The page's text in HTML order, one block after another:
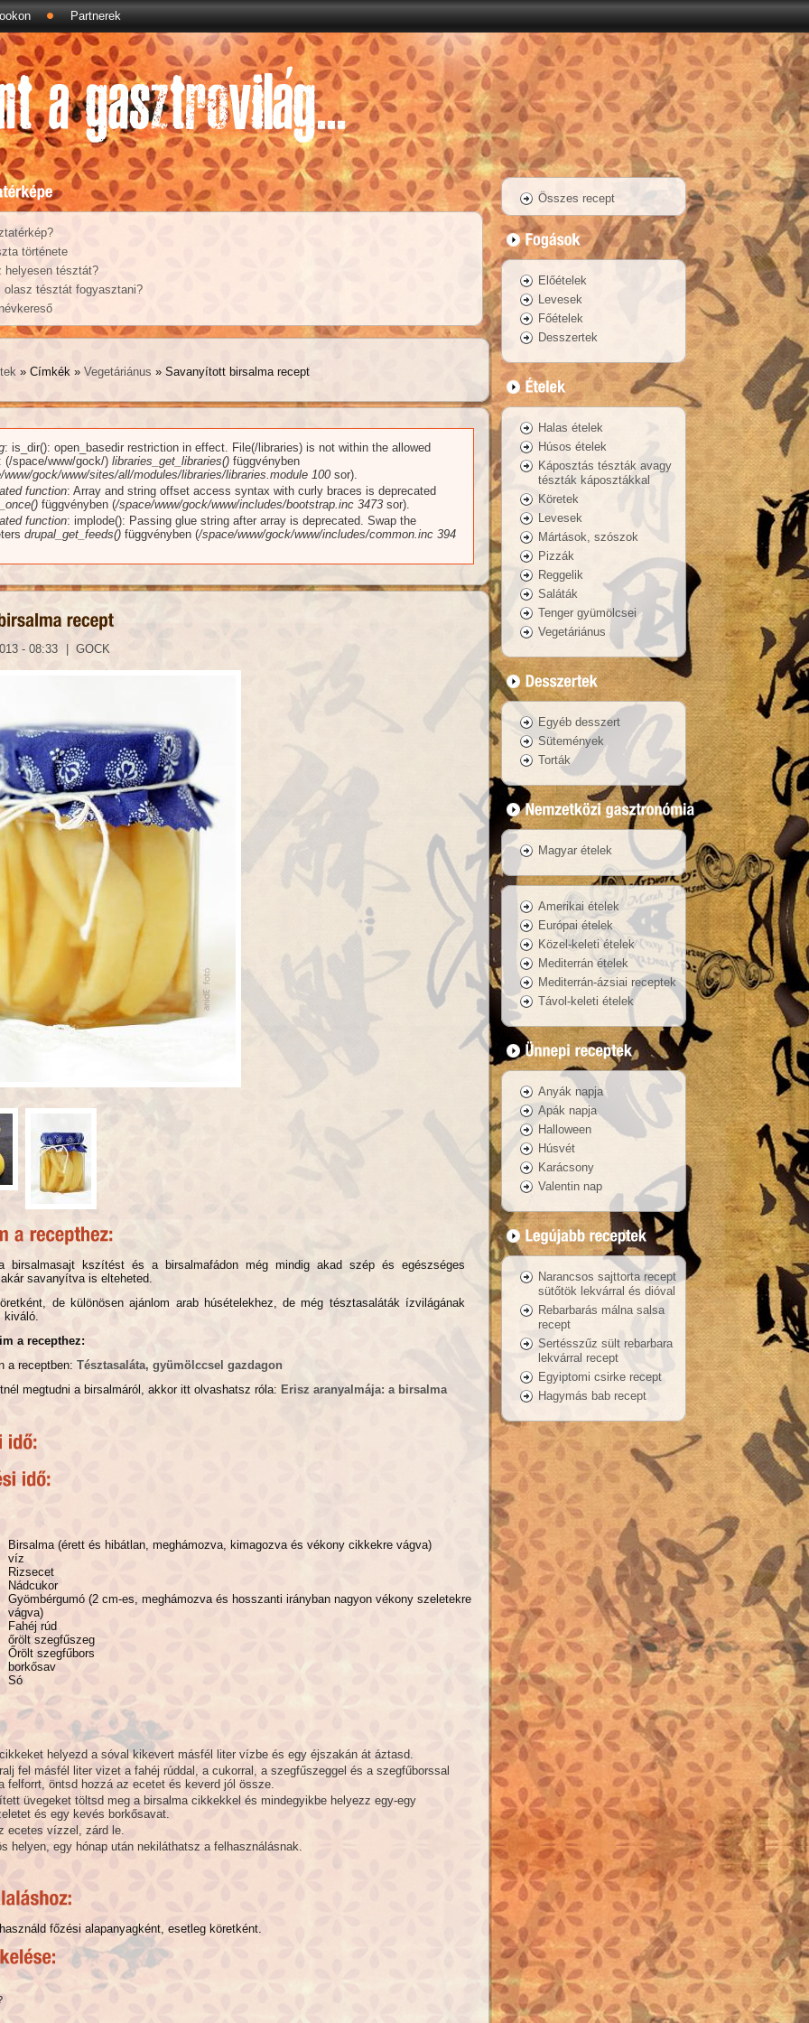
Partnerek
története
helyesen tésztát?
olasz tésztát fogyasztani?
» Címkék »Vegetáriánus » Savanyított birsalma recept
: is_dir(): open_basedir restriction in effect. File(/libraries) is not within the allowed
(/space/www/gock/) libraries_get_libraries() függvényben
www/gock/www/sites/all/modules/libraries/libraries.module 100 sor).
function: Array and string offset access syntax with curly braces is deprecated
függvényben (/space/www/gock/www/includes/bootstrap.inc 3473 sor).
function: implode(): Passing glue string after array is deprecated. Swap the
drupal_get_feeds() függvényben (/space/www/gock/www/includes/common.inc 394
- 08:33 GOCK
birsalmasajt kszítést és a birsalmafádon még mindig akad szép és egészséges
savanyítva is elteheted.
de különösen ajánlom arab húsételekhez, de még tésztasaláták ízvilágának
kiváló.
a recepthez:
a receptben: Tésztasaláta, gyümölccsel gazdagon
megtudni a birsalmáról, akkor itt olvashatsz róla: Erisz aranyalmája: a birsalma
Birsalma (érett és hibátlan, meghámozva, kimagozva és vékony cikkekre vágva)
víz
Rizsecet
Nádcukor
Gyömbérgumó (2 cm-es, meghámozva és hosszanti irányban nagyon vékony szeletekre
vágva)
Fahéj rúd
őrölt szegfűszeg
Őrölt szegfűbors
borkősav
Só
helyezd a sóval kikevert másfél liter vízbe és egy éjszakán át áztasd.
fel másfél liter vizet a fahéj rúddal, a cukorral, a szegfűszeggel és a szegfűborssal
felforrt, öntsd hozzá az ecetet és keverd jól össze.
üvegeket töltsd meg a birsalma cikkekkel és mindegyikbe helyezz egy-egy
és egy kevés borkősavat.
ecetes vízzel, zárd le.
helyen, egy hónap után nekiláthatsz a felhasználásnak.
főzési alapanyagként, esetleg köretként.
Összes recept
Előételek
Levesek
Főételek
Desszertek
Halas ételek
Húsos ételek
Káposztás tészták avagy
tészták káposztákkal
Köretek
Levesek
Mártások, szószok
Pizzák
Reggelik
Saláták
Tenger gyümölcsei
Vegetáriánus
Egyéb desszert
Sütemények
Torták
Magyar ételek
Amerikai ételek
Európai ételek
Közel-keleti ételek
Mediterrán ételek
Mediterrán-ázsiai receptek
Távol-keleti ételek
Anyák napja
Apák napja
Halloween
Húsvét
Karácsony
Valentin nap
Narancsos sajttorta recept
sütőtök lekvárral és dióval
Rebarbarás málna salsa
recept
Sertésszűz sült rebarbara
lekvárral recept
Egyiptomi csirke recept
Hagymás bab recept